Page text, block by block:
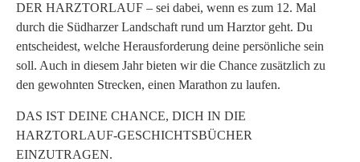
DER HARZTORLAUF – sei dabei, wenn es zum 12. Mal
durch die Südharzer Landschaft rund um Harztor geht. Du
entscheidest, welche Herausforderung deine persönliche sein
soll. Auch in diesem Jahr bieten wir die Chance zusätzlich zu
den gewohnten Strecken, einen Marathon zu laufen.
DAS IST DEINE CHANCE, DICH IN DIE
HARZTORLAUF-GESCHICHTSBÜCHER
EINZUTRAGEN.